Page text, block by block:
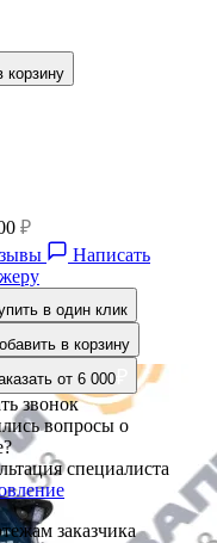
корзину
₽
Написать
в один клик
в корзину
от 6 000
звонок
вопросы о
специалиста
заказчика